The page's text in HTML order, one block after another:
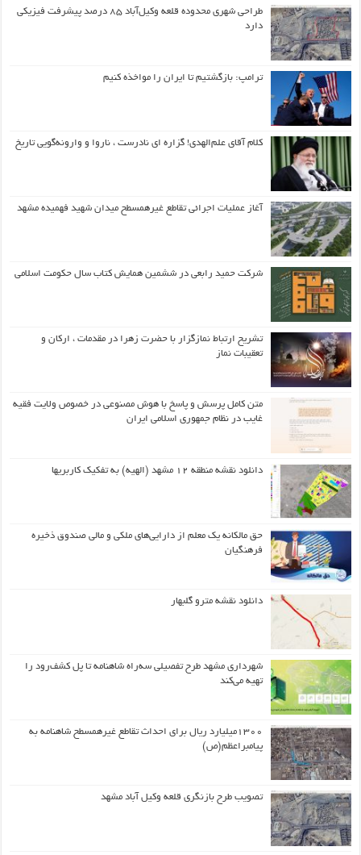
طراحی شهری محدوده قلعه وکیل‌آباد ۸۵ درصد پیشرفت فیزیکی
دارد
ترامپ: بازگشتیم تا ایران را مواخذه کنیم
کلام آقای علم‌الهدی! گزاره ای نادرست ، ناروا و وارونه‌گویی تاریخ
آغاز عملیات اجرائی تقاطع غیرهمسطح میدان شهید فهمیده مشهد
شرکت حمید رابعی در ششمین همایش کتاب سال حکومت اسلامی
تشریح ارتباط نمازگزار با حضرت زهرا در مقدمات ، ارکان و
تعقیبات نماز
متن کامل پرسش و پاسخ با هوش مصنوعی در خصوص ولایت فقیه
غایب در نظام جمهوری اسلامی ایران
دانلود نقشه منطقه ۱۲ مشهد (الهیه) به تفکیک کاربریها
حق مالکانه یک معلم از دارایی‌های ملکی و مالی صندوق ذخیره
فرهنگیان
دانلود نقشه مترو گلبهار
شهرداری مشهد طرح تفصیلی سه‌راه شاهنامه تا پل کشف‌رود را
تهیه می‌کند
۱۳۰۰میلیارد ریال برای احداث تقاطع غیرهمسطح شاهنامه به
پیامبراعظم(ص)
تصویب طرح بازنگری قلعه وکیل آباد مشهد